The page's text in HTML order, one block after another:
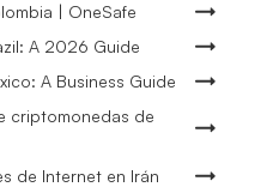
| OneSafe
A 2026 Guide
A Business Guide
criptomonedas de
de Internet en Irán